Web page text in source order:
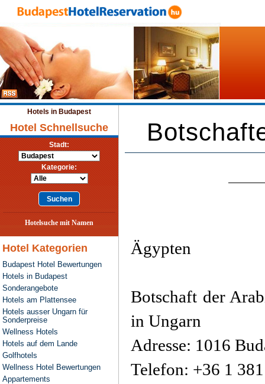
Hotels in Budapest
Hotel Schnellsuche
Stadt:
Kategorie:
Hotelsuche mit Namen
Hotel Kategorien
Budapest Hotel Bewertungen
Hotels in Budapest
Sonderangebote
Hotels am Plattensee
Hotels ausser Ungarn für
Sonderpreise
Wellness Hotels
Hotels auf dem Lande
Golfhotels
Wellness Hotel Bewertungen
Appartements
Ägypten
Botschaft der
in Ungarn
Adresse: 1016
Telefon: +36 1